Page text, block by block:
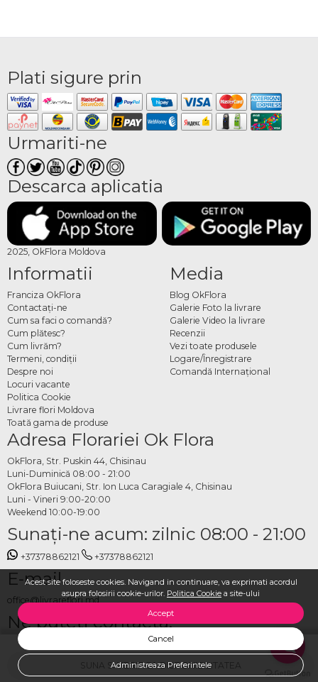
Acest site foloseste cookies. Navigand in continuare, va exprimati acordul
asupra folosirii cookie-urilor. Politica Cookie a site-ului
Accept
Cancel
Administreaza Preferintele
SUNA SI VERIFICA DISPONIBILITATEA
Plati sigure prin
Urmariti-ne
Descarca aplicatia
2025, OkFlora Moldova
Informatii
Franciza OkFlora
Contactaţi-ne
Cum sa faci o comandă?
Cum plătesc?
Cum livrăm?
Termeni, condiţii
Despre noi
Locuri vacante
Politica Cookie
Livrare flori Moldova
Toată gama de produse
Media
Blog OkFlora
Galerie Foto la livrare
Galerie Video la livrare
Recenzii
Vezi toate produsele
Logare/Înregistrare
Comandă Internațional
Adresa Florariei Ok Flora
OkFlora, Str. Puskin 44, Chisinau
Luni-Duminică 08:00 - 21:00
OkFlora Buiucani, Str. Ion Luca Caragiale 4, Chisinau
Luni - Vineri 9:00-20:00
Weekend 10:00-19:00
Sunaţi-ne acum: zilnic 08:00 - 21:00
+37378862121 +37378862121
E-mail
office@livrareflori.md
Ne puteți contacta:
whatsapp